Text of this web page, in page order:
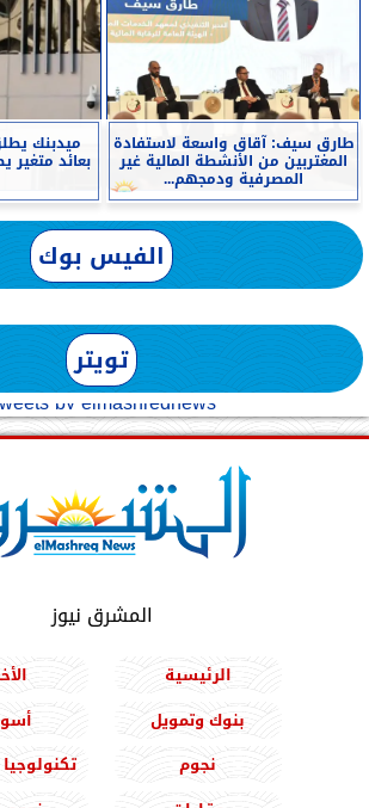
طارق سيف: آقاق واسعة لاستفادة
المغتربين من الأنشطة المالية غير
المصرفية ودمجهم...
الفيس بوك
تويتر
by elmashreqnews
المشرق نيوز
الرئيسية
بنوك وتمويل
نجوم